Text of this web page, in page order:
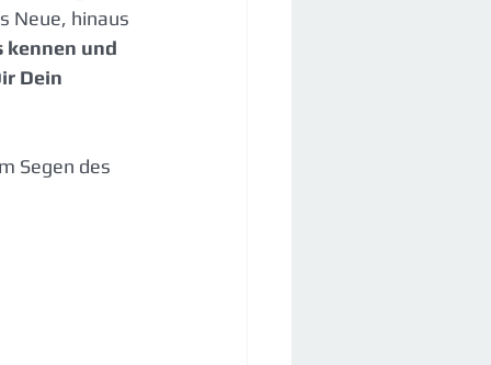
Neue, hinaus
kennen und
Dein
Segen des